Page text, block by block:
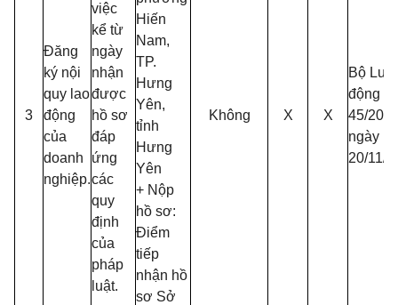
3
Đăng
ký nội
quy lao
động
của
doanh
nghiệp.
việc
kể từ
ngày
nhận
được
hồ sơ
đáp
ứng
các
quy
định
của
pháp
luật.
Hiến
Nam,
TP.
Hưng
Yên,
tỉnh
Hưng
Yên
+ Nộp
hồ sơ:
Điểm
tiếp
nhận hồ
sơ Sở
Không X X
Bộ
động số
45/
ngày
20/11/